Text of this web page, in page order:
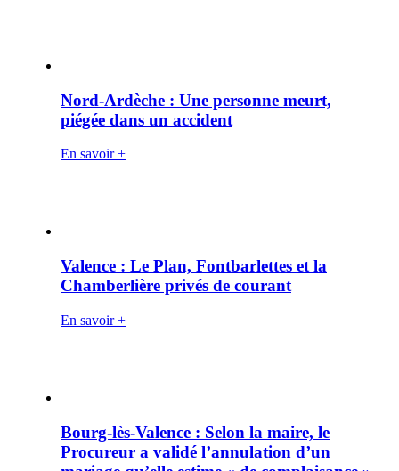
Nord-Ardèche : Une personne meurt,
piégée dans un accident
En savoir +
Valence : Le Plan, Fontbarlettes et la
Chamberlière privés de courant
En savoir +
Bourg-lès-Valence : Selon la maire, le
Procureur a validé l’annulation d’un